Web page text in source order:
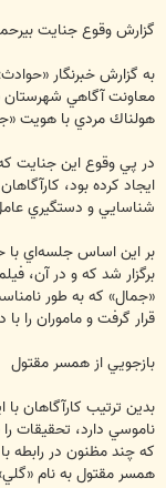
گزارش وقوع جنايت
به گزارش خبرنگار
معاونت آگاهي شهرستان
هولناك مردي با هويت
در پي وقوع اين جنايت
ايجاد كرده بود،
شناسايي و دستگيري
بر اين اساس جلسه‌اي
برگزار شد كه و در آن،
«جمال» كه به طور
قرار گرفت و ماموران را
بازجويي از همسر مقتول
بدين ترتيب كارآگاهان
ناموسي دارد، تحقيقات را
كه چند مظنون در رابطه
همسر مقتول به نام